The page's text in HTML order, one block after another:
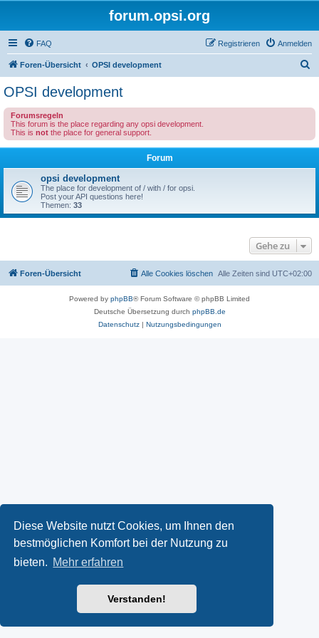
Diese Website nutzt Cookies, um Ihnen den
bestmöglichen Komfort bei der Nutzung zu
bieten. Mehr erfahren
Verstanden!
forum.opsi.org
FAQ Anmelden
Registrieren
Foren-Übersicht OPSI development
OPSI development
Forumsregeln
This forum is the place regarding any opsi development.
This is not the place for general support.
Forum
opsi development
The place for development of / with / for opsi.
Post your API questions here!
Themen: 33
Gehe zu
Foren-Übersicht Alle Zeiten sind UTC+02:00
Alle Cookies löschen
Powered by phpBB® Forum Software © phpBB Limited
Deutsche Übersetzung durch phpBB.de
Datenschutz| Nutzungsbedingungen